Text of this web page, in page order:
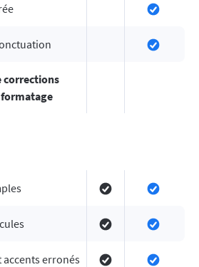
corrections
accents erronés